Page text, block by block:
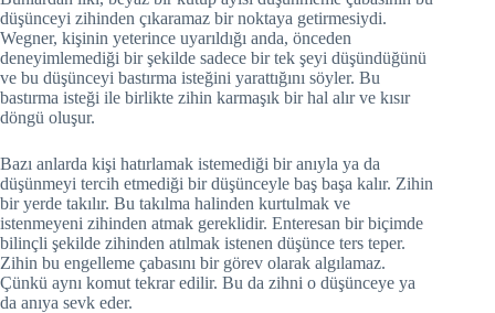
düşünceyi zihinden çıkaramaz bir noktaya getirmesiydi.
Wegner, kişinin yeterince uyarıldığı anda, önceden
deneyimlemediği bir şekilde sadece bir tek şeyi düşündüğünü
ve bu düşünceyi bastırma isteğini yarattığını söyler. Bu
bastırma isteği ile birlikte zihin karmaşık bir hal alır ve kısır
döngü oluşur.
Bazı anlarda kişi hatırlamak istemediği bir anıyla ya da
düşünmeyi tercih etmediği bir düşünceyle baş başa kalır. Zihin
bir yerde takılır. Bu takılma halinden kurtulmak ve
istenmeyeni zihinden atmak gereklidir. Enteresan bir biçimde
bilinçli şekilde zihinden atılmak istenen düşünce ters teper.
Zihin bu engelleme çabasını bir görev olarak algılamaz.
Çünkü aynı komut tekrar edilir. Bu da zihni o düşünceye ya
da anıya sevk eder.